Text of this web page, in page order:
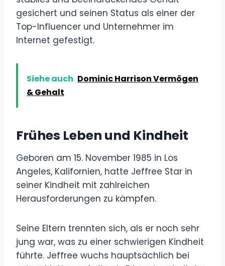
gesichert und seinen Status als einer der
Top-Influencer und Unternehmer im
Internet gefestigt.
Siehe auch Dominic Harrison Vermögen
& Gehalt
Frühes Leben und Kindheit
Geboren am 15. November 1985 in Los
Angeles, Kalifornien, hatte Jeffree Star in
seiner Kindheit mit zahlreichen
Herausforderungen zu kämpfen.
Seine Eltern trennten sich, als er noch sehr
jung war, was zu einer schwierigen Kindheit
führte. Jeffree wuchs hauptsächlich bei